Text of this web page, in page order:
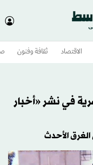
الاقتصاد ثقافة وفنون
في نشر «أخبار
الأحدث